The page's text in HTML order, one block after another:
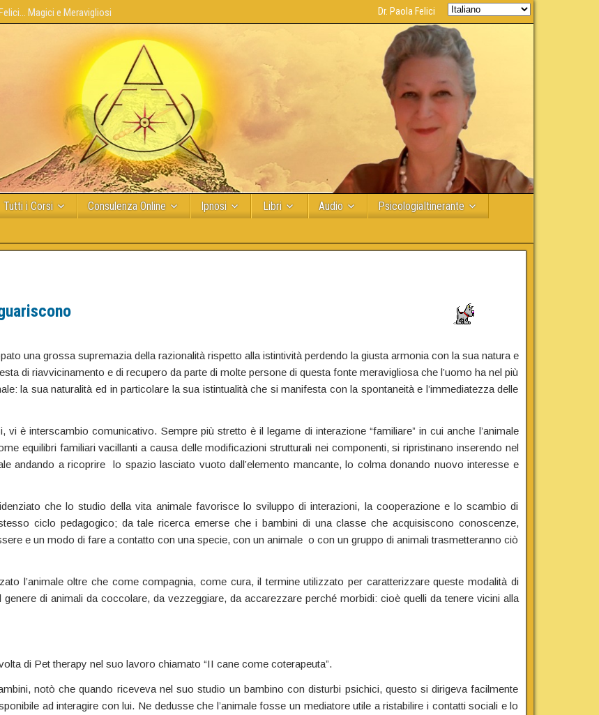
Magici e Meravigliosi Dr. Paola Felici
Tutti i Corsi Consulenza Online Ipnosi Libri Audio
PsicologiaItinerante
una grossa supremazia della razionalità rispetto alla istintività perdendo la giusta armonia con la sua natura e
di riavvicinamento e di recupero da parte di molte persone di questa fonte meravigliosa che l’uomo ha nel più
la sua naturalità ed in particolare la sua istintualità che si manifesta con la spontaneità e l’immediatezza delle
vi è interscambio comunicativo. Sempre più stretto è il legame di interazione “familiare” in cui anche l’animale
equilibri familiari vacillanti a causa delle modificazioni strutturali nei componenti, si ripristinano inserendo nel
andando a ricoprire lo spazio lasciato vuoto dall’elemento mancante, lo colma donando nuovo interesse e
che lo studio della vita animale favorisce lo sviluppo di interazioni, la cooperazione e lo scambio di
ciclo pedagogico; da tale ricerca emerse che i bambini di una classe che acquisiscono conoscenze,
e un modo di fare a contatto con una specie, con un animale o con un gruppo di animali trasmetteranno ciò
l’animale oltre che come compagnia, come cura, il termine utilizzato per caratterizzare queste modalità di
genere di animali da coccolare, da vezzeggiare, da accarezzare perché morbidi: cioè quelli da tenere vicini alla
di Pet therapy nel suo lavoro chiamato “II cane come coterapeuta”.
notò che quando riceveva nel suo studio un bambino con disturbi psichici, questo si dirigeva facilmente
ad interagire con lui. Ne dedusse che l’animale fosse un mediatore utile a ristabilire i contatti sociali e lo